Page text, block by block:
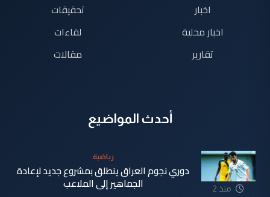
اخبار
اخبار محلية
تقارير
تحقيقات
لقاءات
مقالات
أحدث المواضيع
منذ 2
رياضية
دوري نجوم العراق ينطلق بمشروع جديد لإعادة
الجماهير إلى الملاعب